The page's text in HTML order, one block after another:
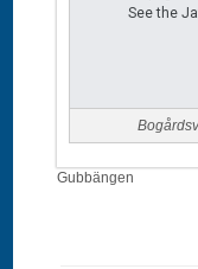
See the
Gubbängen